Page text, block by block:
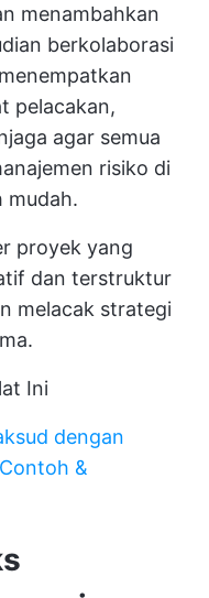
menambahkan
berkolaborasi
pelacakan,
agar semua
risiko di
mudah.
proyek yang
dan terstruktur
melacak strategi
Ini
dengan
&